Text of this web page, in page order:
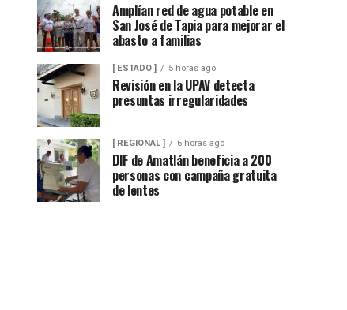
Amplían red de agua potable en
San José de Tapia para mejorar el
abasto a familias
[ ESTADO ] 5 horas ago
Revisión en la UPAV detecta
presuntas irregularidades
[ REGIONAL ] 6 horas ago
DIF de Amatlán beneficia a 200
personas con campaña gratuita
de lentes